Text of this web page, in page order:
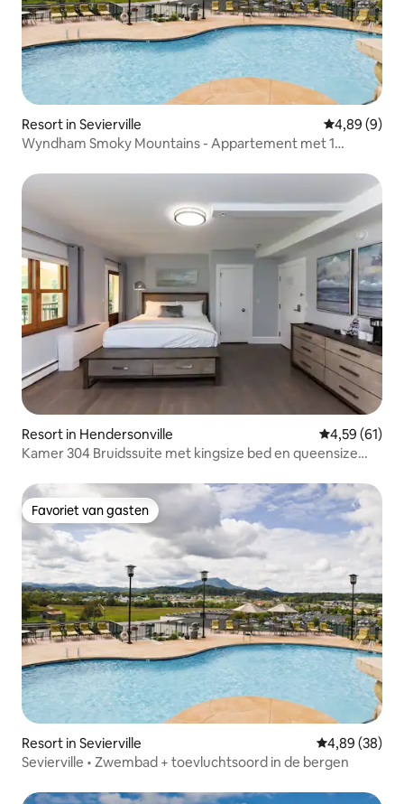
Resort in Sevierville Gemiddelde
4,89 (9)
Wyndham Smoky Mountains - Appartement met 1
Resort in Hendersonville Gemiddelde
4,59 (61)
Kamer 304 Bruidssuite met kingsize bed en queensize
Favoriet van gasten
Favoriet van gasten
Resort in Sevierville Gemiddelde
4,89 (38)
Sevierville • Zwembad + toevluchtsoord in de bergen